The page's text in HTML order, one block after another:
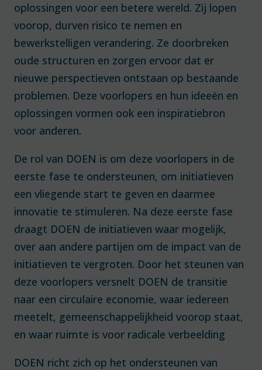
oplossingen voor een betere wereld. Zij lopen
voorop, durven risico te nemen en
bewerkstelligen verandering. Ze doorbreken
oude structuren en zorgen ervoor dat er
nieuwe perspectieven ontstaan op bestaande
problemen. Deze voorlopers en hun ideeën en
oplossingen vormen ook een inspiratiebron
voor anderen.
De rol van DOEN is om deze voorlopers in de
eerste fase te ondersteunen, om initiatieven
een vliegende start te geven en daarmee
innovatie te stimuleren. Na deze eerste fase
draagt DOEN de initiatieven waar mogelijk,
over aan andere partijen om de impact van de
initiatieven te vergroten. Door het steunen van
deze voorlopers versnelt DOEN de transitie
naar een circulaire economie, waar iedereen
meetelt, gemeenschappelijkheid voorop staat,
en waar ruimte is voor radicale verbeelding
DOEN richt zich op het ondersteunen van